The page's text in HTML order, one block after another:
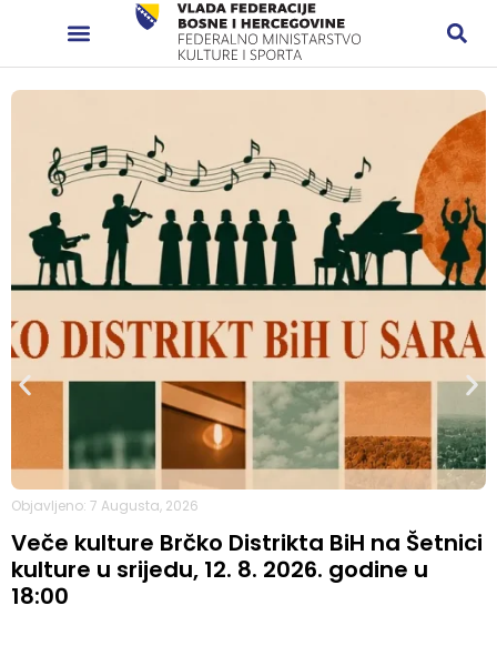
Objavljeno: 7 Augusta, 2026
Veče kulture Brčko Distrikta BiH na Šetnici
kulture u srijedu, 12. 8. 2026. godine u
18:00